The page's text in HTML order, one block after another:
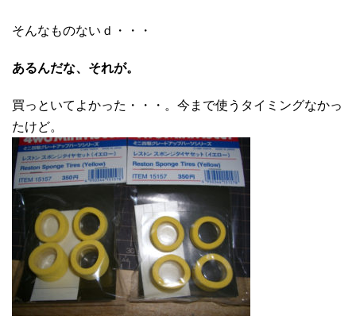
そんなものないｄ・・・
あるんだな、それが。
買っといてよかった・・・。今まで使うタイミングなかっ
たけど。